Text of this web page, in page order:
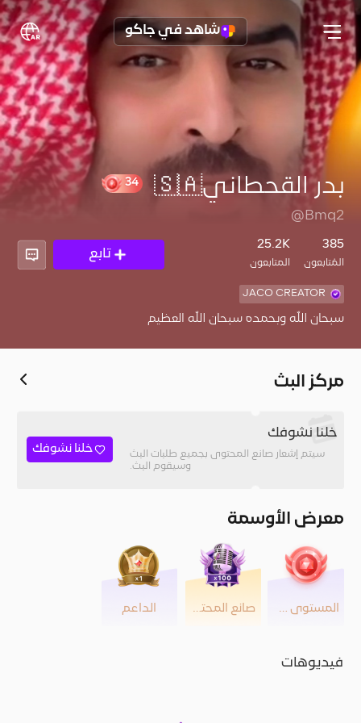
شاهد في جاكو
بدر القحطاني🇸🇦
@Bmq2
385
المُتابعون
25.2K
المتابعون
تابع
JACO CREATOR
سبحان الله وبحمده سبحان الله العظيم
مركز البث
خلنا نشوفك
سيتم إشعار صانع المحتوى بجميع طلبات البث
وسيقوم البث.
خلنا نشوفك
معرض الأوسمة
المستوى 34 صانع المحتوى الداعم
فيديوهات